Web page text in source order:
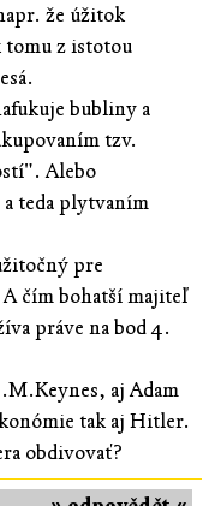
že úžitok
tomu z istotou
bubliny a
tzv.
Alebo
teda plytvaním
pre
čím bohatší majiteľ
práve na bod 4.
aj Adam
tak aj Hitler.
obdivovať?